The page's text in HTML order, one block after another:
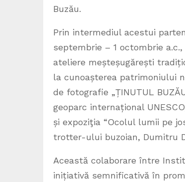
Buzău.
Prin intermediul acestui
septembrie – 1 octombrie
ateliere meșteșugărești
la cunoașterea patrimoniului
de fotografie „ȚINUTUL
geoparc internațional
și expoziţia “Ocolul lumii pe
trotter-ului buzoian, Dumitru
Această colaborare între
inițiativă semnificativă în